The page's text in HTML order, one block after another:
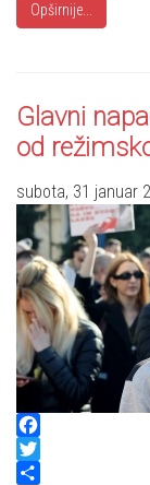
Opširnije...
Glavni
od
subota, 31 januar
Facebook
Twitter